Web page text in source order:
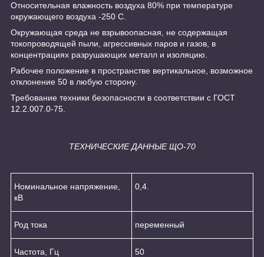
Относительная влажность воздуха 80% при температуре
окружающего воздуха -250 С.
Окружающая среда не взрывоопасная, не содержащая
токопроводящей пыли, агрессивных паров и газов, в
концентрациях разрушающих металл и изоляцию.
Рабочее положение в пространстве вертикальное, возможное
отклонение 50 в любую сторону.
Требование техники безопасности в соответствии с ГОСТ
12.2.007.0-75.
ТЕХНИЧЕСКИЕ ДАННЫЕ ЩО-70
Номинальное напряжение,
кВ
0,4.
Род тока переменный
Частота, Гц 50